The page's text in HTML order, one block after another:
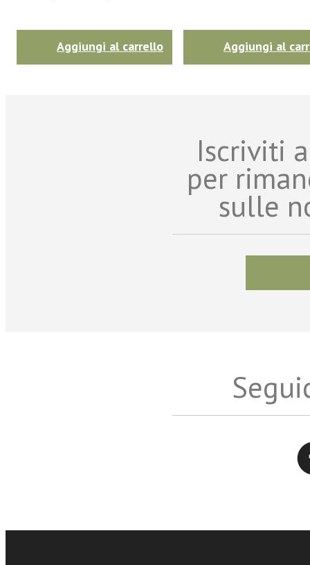
Aggiungi al carrello Aggiungi al
Iscriviti
per
sulle